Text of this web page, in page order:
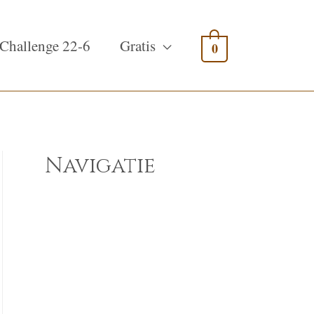
Challenge 22-6 Gratis 0
Navigatie